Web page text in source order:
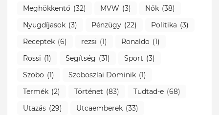
Meghökkentő (32) MVW (3) Nők (38)
Nyugdíjasok (3) Pénzügy (22) Politika (3)
Receptek (6) rezsi (1) Ronaldo (1)
Rossi (1) Segítség (31) Sport (3)
Szobo (1) Szoboszlai Dominik (1)
Termék (2) Történet (83) Tudtad-e (68)
Utazás (29) Utcaemberek (33)